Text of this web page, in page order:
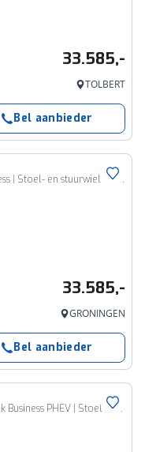
33.585,-
TOLBERT
Bel aanbieder
CUPRA 1.5 TSI e-Hybrid 204pk PHEV Business | Stoel- en stuurwiel verwarming | Adapt. Cruise | FACELIFT | 1/2 leer | Fabrieksgarantie t/m 05-2029 |
33.585,-
GRONINGEN
Bel aanbieder
CUPRA Sportstourer 1.5 TSI e-Hybrid 204pk Business PHEV | Stoel // stuurwiel verwarming | Adapt. Cruise | Elekt. achterklep | 1/2 leer | Fabrieksgarantie t/m 04-2029 |